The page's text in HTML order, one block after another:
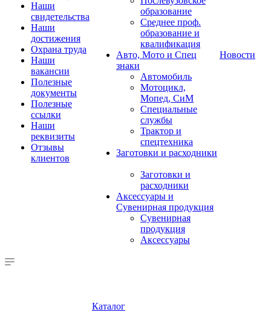
Наши
свидетельства
Наши
достижения
Охрана труда
Наши
вакансии
Полезные
документы
Полезные
ссылки
Наши
реквизиты
Отзывы
клиентов
образование
Среднее проф.
образование и
квалификация
Авто, Мото и Спец
знаки
Автомобиль
Мотоцикл,
Мопед, СиМ
Специальные
службы
Трактор и
спецтехника
Заготовки и расходники
Заготовки и
расходники
Аксессуары и
Сувенирная продукция
Сувенирная
продукция
Аксессуары
Новости
Каталог